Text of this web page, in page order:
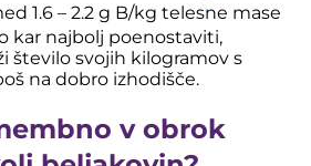
1.6 – 2.2 g B/kg telesne mase
kar najbolj poenostaviti,
število svojih kilogramov s
na dobro izhodišče.
v obrok